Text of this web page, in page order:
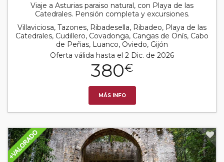
Viaje a Asturias paraiso natural, con Playa de las
Catedrales. Pensión completa y excursiones.
Villaviciosa, Tazones, Ribadesella, Ribadeo, Playa de las
Catedrales, Cudillero, Covadonga, Cangas de Onís, Cabo
de Peñas, Luanco, Oviedo, Gijón
Oferta válida hasta el 2 Dic. de 2026
380€
MÁS INFO